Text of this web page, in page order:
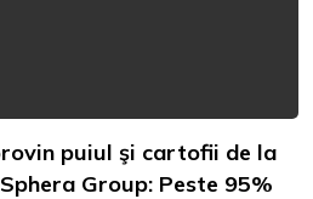
puiul şi cartofii de la
Group: Peste 95%